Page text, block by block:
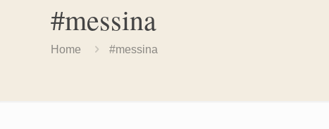
#messina
Home #messina